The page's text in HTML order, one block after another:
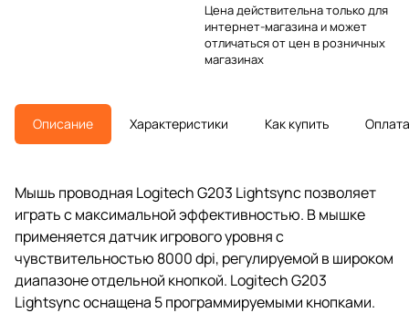
Цена действительна только для
интернет-магазина и может
отличаться от цен в розничных
магазинах
Описание Характеристики Как купить Оплата
Мышь проводная Logitech G203 Lightsync позволяет
играть с максимальной эффективностью. В мышке
применяется датчик игрового уровня с
чувствительностью 8000 dpi, регулируемой в широком
диапазоне отдельной кнопкой. Logitech G203
Lightsync оснащена 5 программируемыми кнопками.